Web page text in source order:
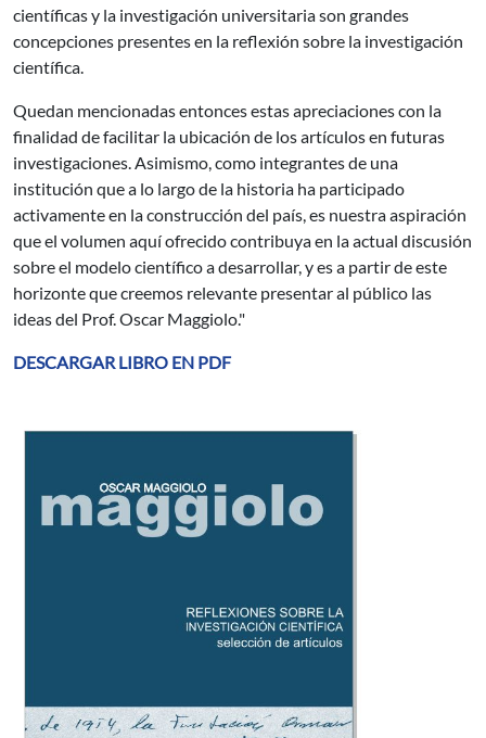
científicas y la investigación universitaria son grandes
concepciones presentes en la reflexión sobre la investigación
científica.
Quedan mencionadas entonces estas apreciaciones con la
finalidad de facilitar la ubicación de los artículos en futuras
investigaciones. Asimismo, como integrantes de una
institución que a lo largo de la historia ha participado
activamente en la construcción del país, es nuestra aspiración
que el volumen aquí ofrecido contribuya en la actual discusión
sobre el modelo científico a desarrollar, y es a partir de este
horizonte que creemos relevante presentar al público las
ideas del Prof. Oscar Maggiolo."
DESCARGAR LIBRO EN PDF